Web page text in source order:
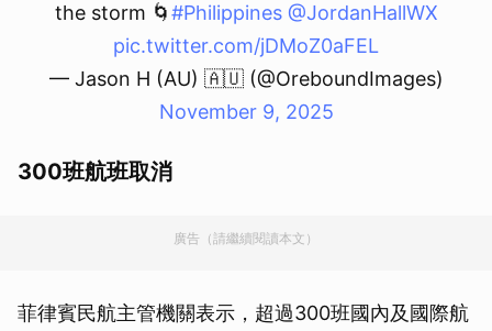
the storm 🌀#Philippines @JordanHallWX
pic.twitter.com/jDMoZ0aFEL
— Jason H (AU) 🇦🇺 (@OreboundImages)
November 9, 2025
300班航班取消
廣告（請繼續閱讀本文）
菲律賓民航主管機關表示，超過300班國內及國際航